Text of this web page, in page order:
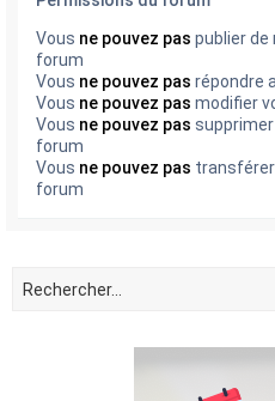
Vous ne pouvez pas publier de
forum
Vous ne pouvez pas répondre
Vous ne pouvez pas modifier
Vous ne pouvez pas
forum
Vous ne pouvez pas
forum